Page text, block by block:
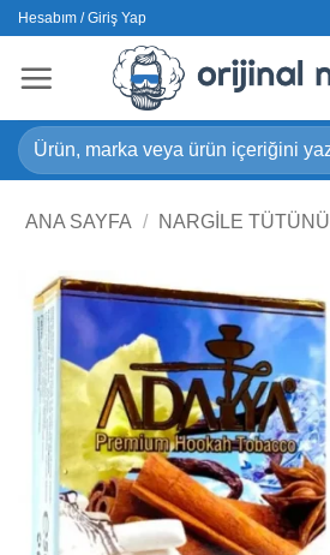
İçeriğe
Hesabım / Giriş Yap
Ara:
ANA SAYFA / NARGILE TÜTÜNÜ